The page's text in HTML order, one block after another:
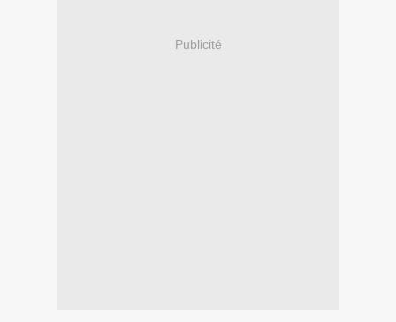
Publicité